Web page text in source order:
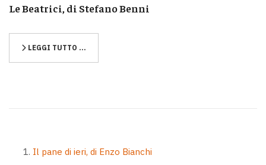
Le Beatrici, di Stefano Benni
LEGGI TUTTO …
Il pane di ieri, di Enzo Bianchi